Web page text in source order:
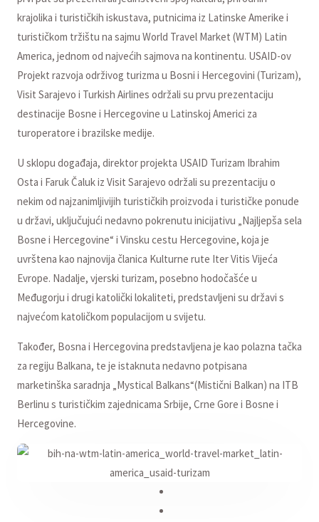
krajolika i turističkih iskustava, putnicima iz Latinske Amerike i
turističkom tržištu na sajmu World Travel Market (WTM) Latin
America, jednom od najvećih sajmova na kontinentu. USAID-ov
Projekt razvoja održivog turizma u Bosni i Hercegovini (Turizam),
Visit Sarajevo i Turkish Airlines održali su prvu prezentaciju
destinacije Bosne i Hercegovine u Latinskoj Americi za
turoperatore i brazilske medije.
U sklopu događaja, direktor projekta USAID Turizam Ibrahim
Osta i Faruk Čaluk iz Visit Sarajevo održali su prezentaciju o
nekim od najzanimljivijih turističkih proizvoda i turističke ponude
u državi, uključujući nedavno pokrenutu inicijativu „Najljepša sela
Bosne i Hercegovine“ i Vinsku cestu Hercegovine, koja je
uvrštena kao najnovija članica Kulturne rute Iter Vitis Vijeća
Evrope. Nadalje, vjerski turizam, posebno hodočašće u
Međugorju i drugi katolički lokaliteti, predstavljeni su državi s
najvećom katoličkom populacijom u svijetu.
Također, Bosna i Hercegovina predstavljena je kao polazna tačka
za regiju Balkana, te je istaknuta nedavno potpisana
marketinška saradnja „Mystical Balkans“(Mistični Balkan) na ITB
Berlinu s turističkim zajednicama Srbije, Crne Gore i Bosne i
Hercegovine.